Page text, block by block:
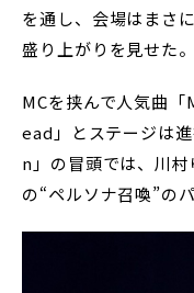
を通し、会場はまさ
盛り上がりを見せた。
MCを挟んで人気曲
ead」とステージは
n」の冒頭では、川
の“ペルソナ召喚”の